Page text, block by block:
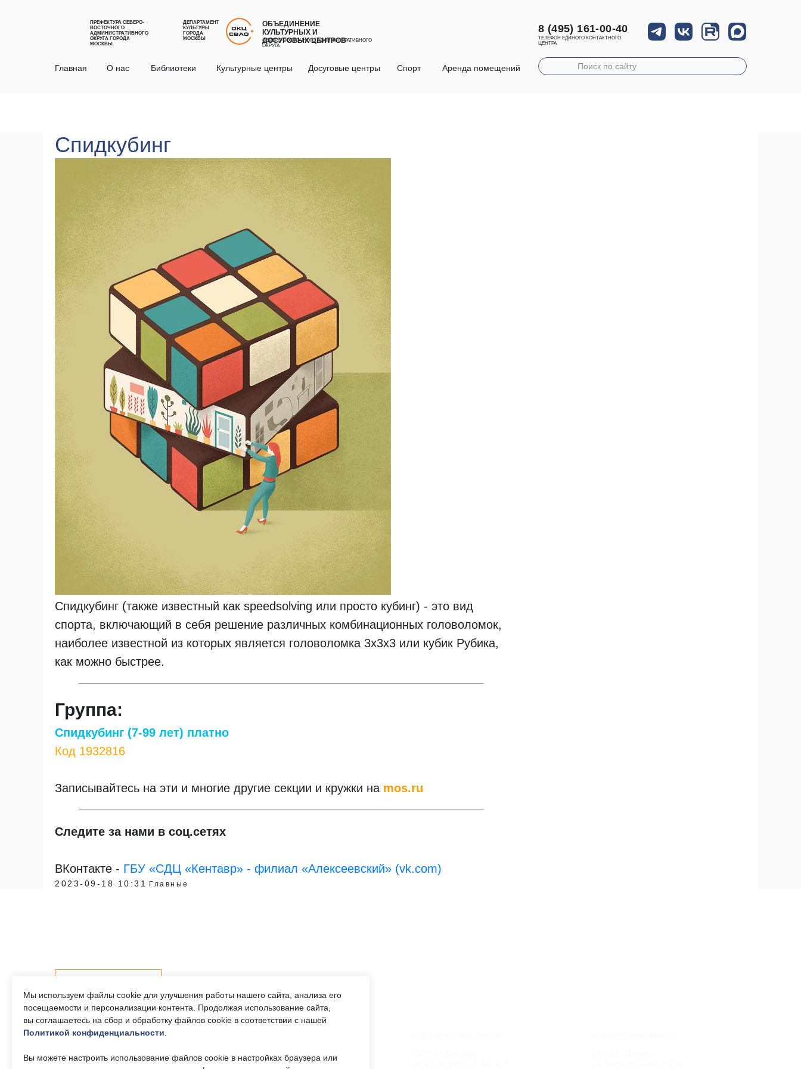
ПРЕФЕКТУРА СЕВЕРО-
ВОСТОЧНОГО
АДМИНИСТРАТИВНОГО
ОКРУГА ГОРОДА
МОСКВЫ
ДЕПАРТАМЕНТ
КУЛЬТУРЫ
ГОРОДА
МОСКВЫ
ОБЪЕДИНЕНИЕ
КУЛЬТУРНЫХ И
ДОСУГОВЫХ ЦЕНТРОВ
СЕВЕРО-ВОСТОЧНОГО АДМИНИСТРАТИВНОГО
ОКРУГА
8 (495) 161-00-40
ТЕЛЕФОН ЕДИНОГО КОНТАКТНОГО
ЦЕНТРА
Главная О нас Библиотеки Спорт Аренда помещений
Культурные центры Досуговые центры
Спидкубинг
Спидкубинг (также известный как speedsolving или просто кубинг) - это вид
спорта, включающий в себя решение различных комбинационных головоломок,
наиболее известной из которых является головоломка 3x3x3 или кубик Рубика,
как можно быстрее.
Группа:
Спидкубинг (7-99 лет) платно
Код 1932816
Записывайтесь на эти и многие другие секции и кружки на mos.ru
Следите за нами в соц.сетях
ВКонтакте - ГБУ «СДЦ «Кентавр» - филиал «Алексеевский» (vk.com)
2023-09-18 10:31 Главные
Телефон единого
8 (495) 161-00-40
Пн-Пт 9:00 —
17:30, обед 12:00
Мы используем файлы cookie для улучшения работы нашего сайта, анализа его
посещаемости и персонализации контента. Продолжая использование сайта,
вы соглашаетесь на сбор и обработку файлов cookie в соответствии с нашей
Политикой конфиденциальности.
Вы можете настроить использование файлов cookie в настройках браузера или